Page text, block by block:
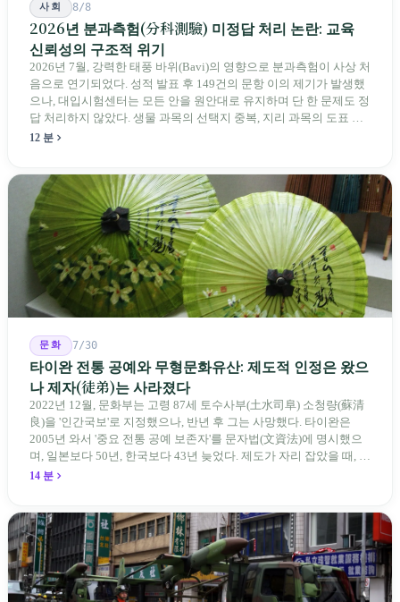
사회 8/8
2026년 분과측험(分科測驗) 미정답 처리 논란: 교육
신뢰성의 구조적 위기
2026년 7월, 강력한 태풍 바위(Bavi)의 영향으로 분과측험이 사상 처
음으로 연기되었다. 성적 발표 후 149건의 문항 이의 제기가 발생했
으나, 대입시험센터는 모든 안을 원안대로 유지하며 단 한 문제도 정
답 처리하지 않았다. 생물 과목의 선택지 중복, 지리 과목의 도표 오
류 등에 대해 당국은 "답안 작성에 영향이 없다"라고만 답했다. 국회
12 분
문화 7/30
타이완 전통 공예와 무형문화유산: 제도적 인정은 왔으
나 제자(徒弟)는 사라졌다
2022년 12월, 문화부는 고령 87세 토수사부(土水司阜) 소청량(蘇清
良)을 '인간국보'로 지정했으나, 반년 후 그는 사망했다. 타이완은
2005년 와서 '중요 전통 공예 보존자'를 문자법(文資法)에 명시했으
며, 일본보다 50년, 한국보다 43년 늦었다. 제도가 자리 잡았을 때, 제
자 제도는 이미 1970-80년대 산업화 과정에서 붕괴되었다. 600여 명
14 분